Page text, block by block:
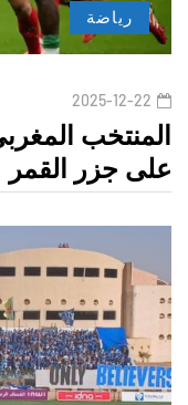
رياضة
2025-12-22
المنتخب
على جزر القمر